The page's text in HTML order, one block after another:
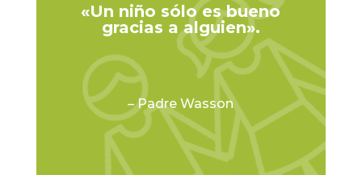
«Un niño sólo es bueno
gracias a alguien».
– Padre Wasson